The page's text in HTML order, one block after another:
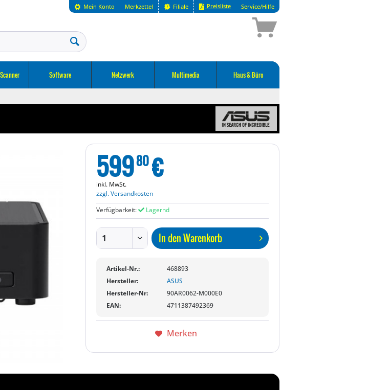
Mein Konto Merkzettel Filiale Preisliste Service/Hilfe
Software Netzwerk Multimedia Haus & Büro
59980€
inkl. MwSt.
zzgl. Versandkosten
Verfügbarkeit:
Lagernd
In denWarenkorb
Artikel-Nr.:
468893
Hersteller:
ASUS
Hersteller-Nr:
90AR0062-M000E0
EAN:
4711387492369
Merken